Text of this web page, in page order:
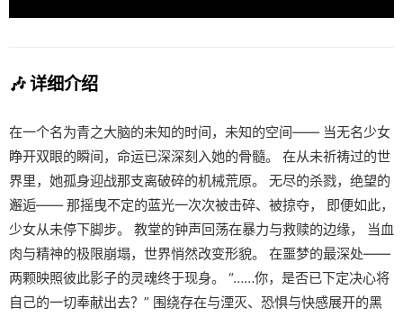
🎶 详细介绍
在一个名为青之大脑的未知的时间，未知的空间—— 当无名少女
睁开双眼的瞬间，命运已深深刻入她的骨髓。 在从未祈祷过的世
界里，她孤身迎战那支离破碎的机械荒原。 无尽的杀戮，绝望的
邂逅—— 那摇曳不定的蓝光一次次被击碎、被掠夺， 即便如此，
少女从未停下脚步。 教堂的钟声回荡在暴力与救赎的边缘， 当血
肉与精神的极限崩塌，世界悄然改变形貌。 在噩梦的最深处——
两颗映照彼此影子的灵魂终于现身。 “……你，是否已下定决心将
自己的一切奉献出去？” 围绕存在与湮灭、恐惧与快感展开的黑